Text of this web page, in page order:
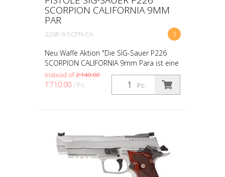
SCORPION CALIFORNIA 9MM
PAR
1
226R-9-SCPN-CA
Neu Waffe Aktion "Die SIG-Sauer P226
SCORPION CALIFORNIA 9mm Para ist eine
hochmoderne Pistole, die sich durch ihre
robuste Konstruktion und präzise
Verarbeitung auszeich...
Pc.
instead of2’140.00
1’710.00 / Pc.